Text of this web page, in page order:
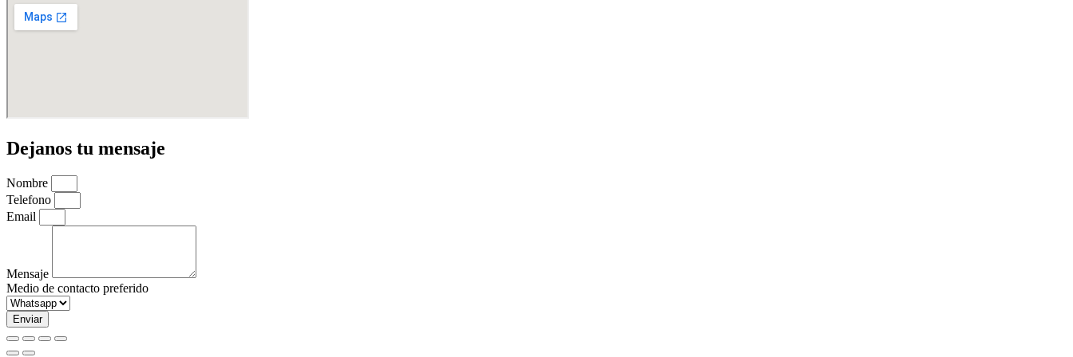
Dejanos tu mensaje
Nombre
Telefono
Email
Mensaje
Medio de contacto preferido
Enviar